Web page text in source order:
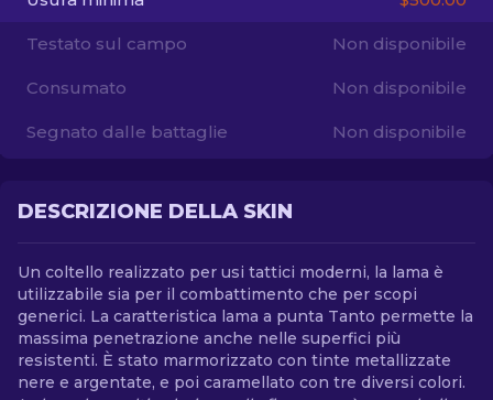
Testato sul campo Non disponibile
Consumato Non disponibile
Segnato dalle battaglie Non disponibile
DESCRIZIONE DELLA SKIN
Un coltello realizzato per usi tattici moderni, la lama è
utilizzabile sia per il combattimento che per scopi
generici. La caratteristica lama a punta Tanto permette la
massima penetrazione anche nelle superfici più
resistenti. È stato marmorizzato con tinte metallizzate
nere e argentate, e poi caramellato con tre diversi colori.